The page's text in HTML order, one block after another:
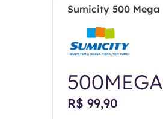
Sumicity 500 Mega
500MEGA
R$ 99,90